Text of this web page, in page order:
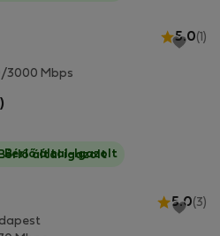
5.0(1)
3000 Mbps
kaució
Bérlő által-Igazolt
5.0(3)